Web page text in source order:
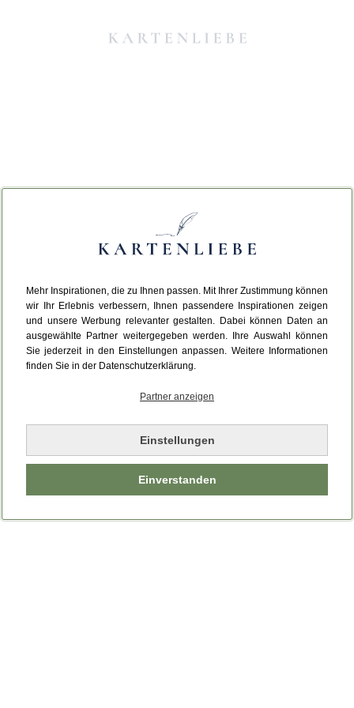
Mehr Inspirationen, die zu Ihnen passen. Mit Ihrer Zustimmung können
wir Ihr Erlebnis verbessern, Ihnen passendere Inspirationen zeigen
und unsere Werbung relevanter gestalten. Dabei können Daten an
ausgewählte Partner weitergegeben werden. Ihre Auswahl können
Sie jederzeit in den Einstellungen anpassen. Weitere Informationen
finden Sie in der Datenschutzerklärung.
Partner anzeigen
Einstellungen
Einverstanden
Da ist etwas schiefgelaufen.
Leider ist ein technischer Fehler aufgetreten.
Bitte laden Sie die Seite neu.